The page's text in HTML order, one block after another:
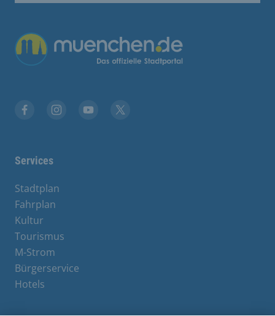
Übergreifende Links
Services
Stadtplan
Fahrplan
Kultur
Tourismus
M-Strom
Bürgerservice
Hotels